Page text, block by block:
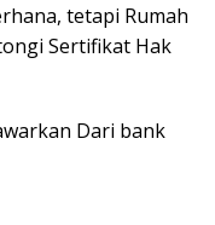
tetapi Rumah
Sertifikat Hak
Dari bank